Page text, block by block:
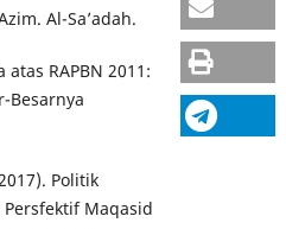
Al-Sa’adah.
RAPBN 2011:
Besarnya
Politik
Maqasid